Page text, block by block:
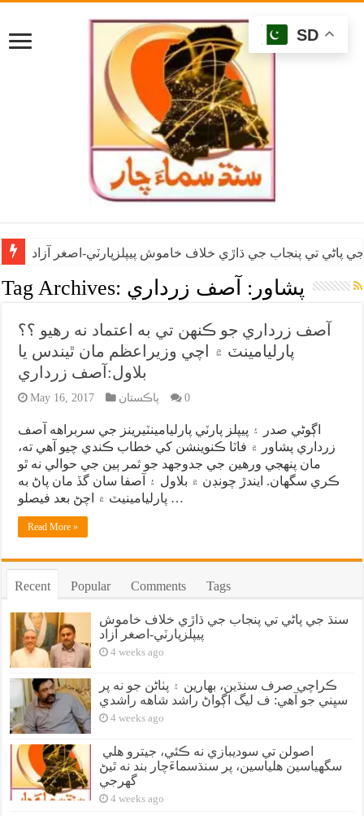
پاڻي تي پنجاب جي ڌاڙي خلاف خاموش پيپلزپارٽي-اصغر آزاد
Tag Archives: پشاور: آصف زرداري
آصف زرداري جو ڪنهن تي به اعتماد نه رهيو ؟؟
پارليامينٽ ۾ اچي وزيراعظم مان ٿيندس يا
بلاول:آصف زرداري
May 16, 2017 پاڪستان 0
اڳوڻي صدر ۽ پيپلز پارٽي پارليامينٽيرينز جي سربراهه آصف
زرداري پشاور ۾ فاٽا ڪنوينشن کي خطاب ڪندي چيو آهي ته،
مان پنهجي ورهين جي جدوجهد جو ثمر ٻين جي حوالي نه ٿو
ڪري سگهان. ايندڙ چونڊن ۾ بلاول ۽ آصفا سان گڏ مان پاڻ به
پارليامينيٽ ۾ اچڻ بعد فيصلو …
Read More »
Recent Popular Comments Tags
سنڌ جي پاڻي تي پنجاب جي ڌاڙي خلاف خاموش
پيپلزپارٽي-اصغر آزاد
4 weeks ago
ڪراچي صرف سنڌين، بهارين ۽ پٺاڻن جو نه پر
سڀني جو آهي: ف ليگ اڳواڻ راشد شاهه راشدي
4 weeks ago
سگهياسين هلياسين، پر سنڌسماءَچار بند نه ٿيڻ
گهرجي
4 weeks ago
SD